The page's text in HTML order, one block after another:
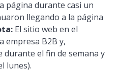
página durante casi un
llegando a la página
El sitio web en el
empresa B2B y,
el fin de semana y
lunes).